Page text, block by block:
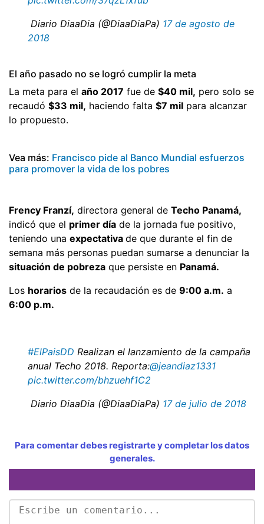
 Diario DiaaDia (@DiaaDiaPa) 17 de agosto de
2018
El año pasado no se logró cumplir la meta
La meta para el año 2017 fue de $40 mil, pero solo se
recaudó $33 mil, haciendo falta $7 mil para alcanzar
lo propuesto.
Vea más: Francisco pide al Banco Mundial esfuerzos
para promover la vida de los pobres
Frency Franzí, directora general de Techo Panamá,
indicó que el primer día de la jornada fue positivo,
teniendo una expectativa de que durante el fin de
semana más personas puedan sumarse a denunciar la
situación de pobreza que persiste en Panamá.
Los horarios de la recaudación es de 9:00 a.m. a
6:00 p.m.
#ElPaisDD Realizan el lanzamiento de la campaña
anual Techo 2018. Reporta:@jeandiaz1331
pic.twitter.com/bhzuehf1C2
 Diario DiaaDia (@DiaaDiaPa) 17 de julio de 2018
Para comentar debes registrarte y completar los datos
generales.